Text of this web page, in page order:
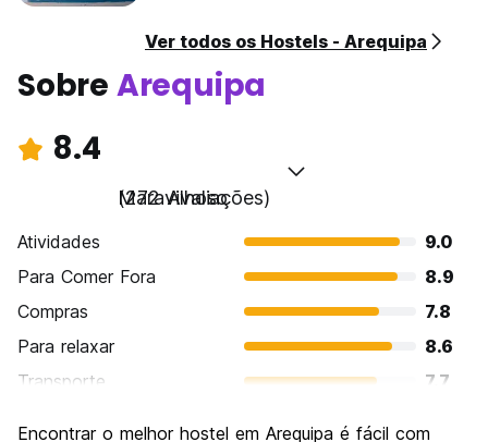
Ver todos os Hostels - Arequipa
Sobre Arequipa
8.4
Maravilhoso
(272 Avaliações)
Atividades
9.0
Para Comer Fora
8.9
Compras
7.8
Para relaxar
8.6
Transporte
7.7
Encontrar o melhor hostel em Arequipa é fácil com